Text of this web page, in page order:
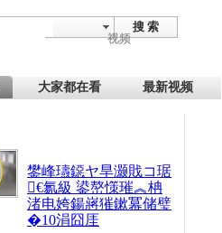
搜 索
视频
大家都在看 最新视频
鐢峰瓙鐚ヤ旱灏戝コ琚
€氱級 鍙嶅憡璀︽柟
渚电姱鍚嶈獕鏉冪储璧
�10涓囧厓